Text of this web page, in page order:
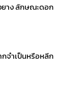
ยาง ลักษณะดอก
กจำเป็นหรือหลีก